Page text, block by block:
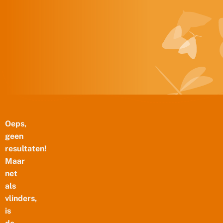
Oeps,
geen
resultaten!
Maar
net
als
vlinders,
is